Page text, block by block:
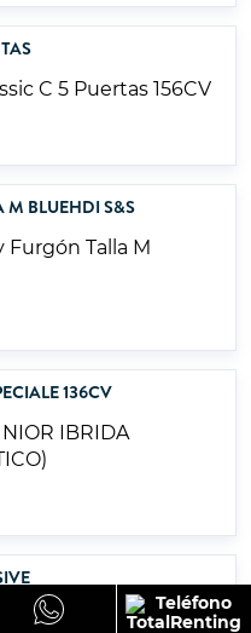
M BLUEHDI S&S
136CV